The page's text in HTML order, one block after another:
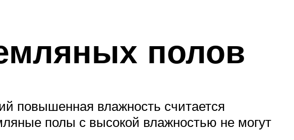
полов
повышенная влажность считается
полы с высокой влажностью не могут